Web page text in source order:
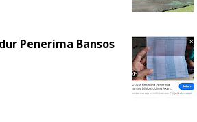
Penerima Bansos